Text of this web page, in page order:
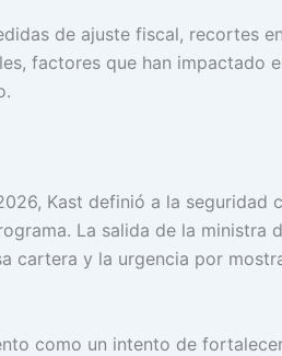
de ajuste fiscal, recortes
factores que han impactado
Kast definió a la seguridad
La salida de la ministra
cartera y la urgencia por
como un intento de